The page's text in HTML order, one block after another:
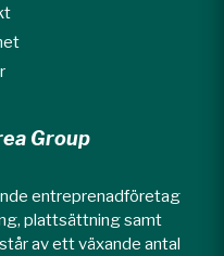
Group
entreprenadföretag
plattsättning samt
av ett växande antal